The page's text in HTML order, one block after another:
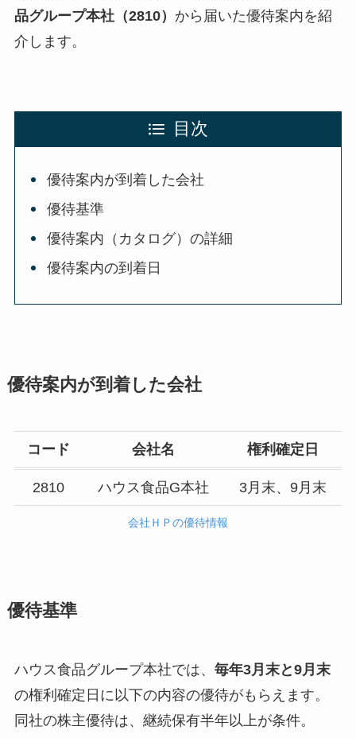
品グループ本社（2810） から届いた優待案内を紹
介します。
目次
優待案内が到着した会社
優待基準
優待案内（カタログ）の詳細
優待案内の到着日
優待案内が到着した会社
コード 会社名 権利確定日
2810 ハウス食品G本社 3月末、9月末
会社ＨＰの優待情報
優待基準
ハウス食品グループ本社では、 毎年3月末と9月末
の権利確定日に以下の内容の優待がもらえます。
同社の株主優待は、継続保有半年以上が条件。